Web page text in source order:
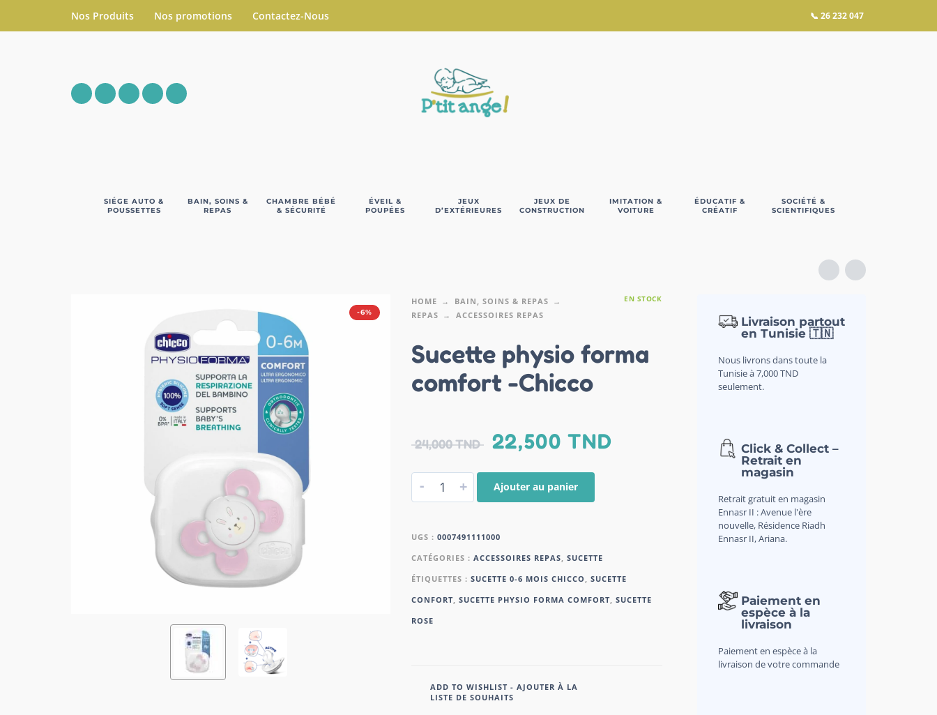
Nos Produits Nos promotions Contactez-Nous 📞 26 232 047
SIÉGE AUTO &
POUSSETTES
BAIN, SOINS &
REPAS
CHAMBRE BÉBÉ
& SÉCURITÉ
ÉVEIL &
POUPÉES
JEUX
D’EXTÉRIEURES
JEUX DE
CONSTRUCTION
IMITATION &
VOITURE
ÉDUCATIF &
CRÉATIF
SOCIÉTÉ &
SCIENTIFIQUES
-6%
HOME
BAIN, SOINS & REPAS
REPAS
ACCESSOIRES REPAS
EN STOCK
Sucette physio forma
comfort -Chicco
24,000TND 22,500TND
- + Ajouter au panier
UGS : 0007491111000
CATÉGORIES : ACCESSOIRES REPAS, SUCETTE
ÉTIQUETTES : SUCETTE 0-6 MOIS CHICCO , SUCETTE
CONFORT, SUCETTE PHYSIO FORMA COMFORT, SUCETTE
ROSE
ADD TO WISHLIST - AJOUTER À LA
LISTE DE SOUHAITS
Livraison partout
en Tunisie 🇹🇳
Nous livrons dans toute la
Tunisie à 7,000 TND
seulement.
Click & Collect –
Retrait en
magasin
Retrait gratuit en magasin
Ennasr II : Avenue l'ère
nouvelle, Résidence Riadh
Ennasr II, Ariana.
Paiement en
espèce à la
livraison
Paiement en espèce à la
livraison de votre commande